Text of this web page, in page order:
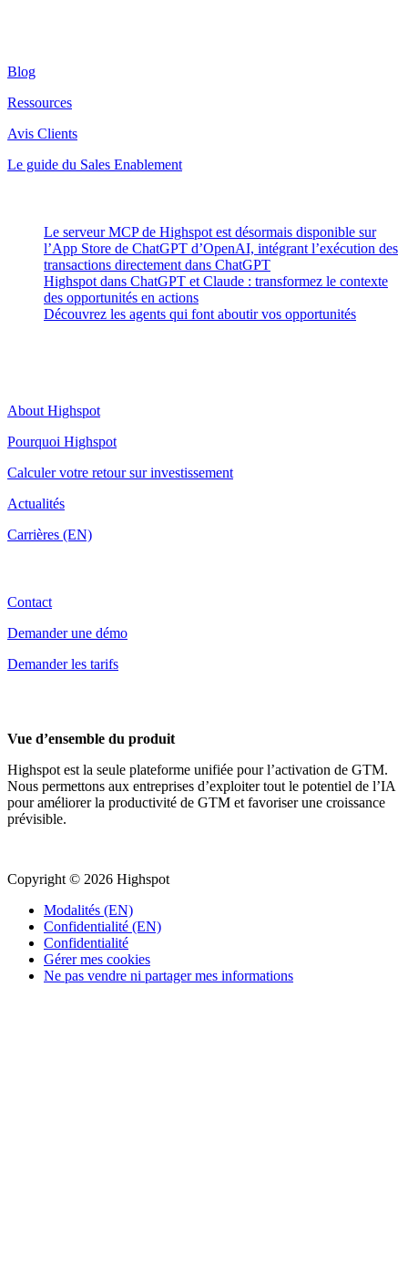
Blog
Ressources
Avis Clients
Le guide du Sales Enablement
Le serveur MCP de Highspot est désormais disponible sur
l’App Store de ChatGPT d’OpenAI, intégrant l’exécution des
transactions directement dans ChatGPT
Highspot dans ChatGPT et Claude : transformez le contexte
des opportunités en actions
Découvrez les agents qui font aboutir vos opportunités
About Highspot
Pourquoi Highspot
Calculer votre retour sur investissement
Actualités
Carrières (EN)
Contact
Demander une démo
Demander les tarifs
Vue d’ensemble du produit
Highspot est la seule plateforme unifiée pour l’activation de GTM.
Nous permettons aux entreprises d’exploiter tout le potentiel de l’IA
pour améliorer la productivité de GTM et favoriser une croissance
prévisible.
Copyright © 2026 Highspot
Modalités (EN)
Confidentialité (EN)
Confidentialité
Gérer mes cookies
Ne pas vendre ni partager mes informations